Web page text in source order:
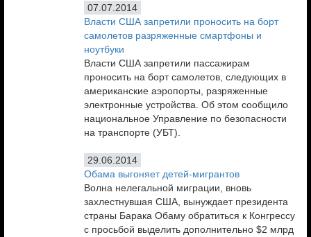
07.07.2014
Власти США запретили проносить на борт
самолетов разряженные смартфоны и
ноутбуки
Власти США запретили пассажирам
проносить на борт самолетов, следующих в
американские аэропорты, разряженные
электронные устройства. Об этом сообщило
национальное Управление по безопасности
на транспорте (УБТ).
29.06.2014
Обама выгоняет детей-мигрантов
Волна нелегальной миграции, вновь
захлестнувшая США, вынуждает президента
страны Барака Обаму обратиться к Конгрессу
с просьбой выделить дополнительно $2 млрд